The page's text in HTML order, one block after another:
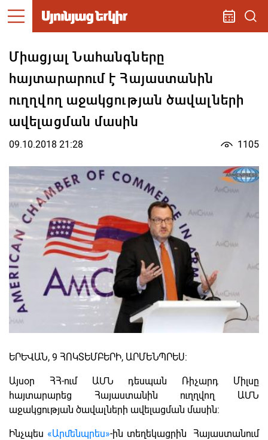
Միացյալ Նահանգները
հայտարարում է Հայաստանին
ուղղվող աջակցության ծավալների
ավելացման մասին
09.10.2018 21:28 1105
ԵՐԵՎԱՆ, 9 ՀՈԿՏԵՄԲԵՐԻ, ԱՐՄԵՆՊՐԵՍ:
Այսօր ՀՀ-ում ԱՄՆ դեսպան Ռիչարդ Միլսը
հայտարարեց Հայաստանին ուղղվող ԱՄՆ
աջակցության ծավալների ավելացման մասին:
Ինչպես «Արմենպրես»-ին տեղեկացրին Հայաստանում